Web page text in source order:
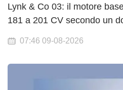
Lynk & Co 03: il motore
181 a 201 CV secondo un
07:46 09-08-2026